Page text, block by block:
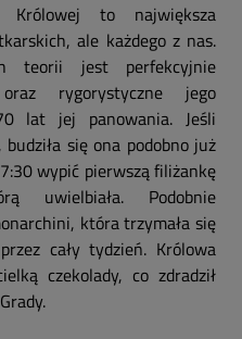
Królowej to największa
ale każdego z nas.
teorii jest perfekcyjnie
rygorystyczne jego
lat jej panowania. Jeśli
się ona podobno już
wypić pierwszą filiżankę
uwielbiała. Podobnie
która trzymała się
cały tydzień. Królowa
czekolady, co zdradził